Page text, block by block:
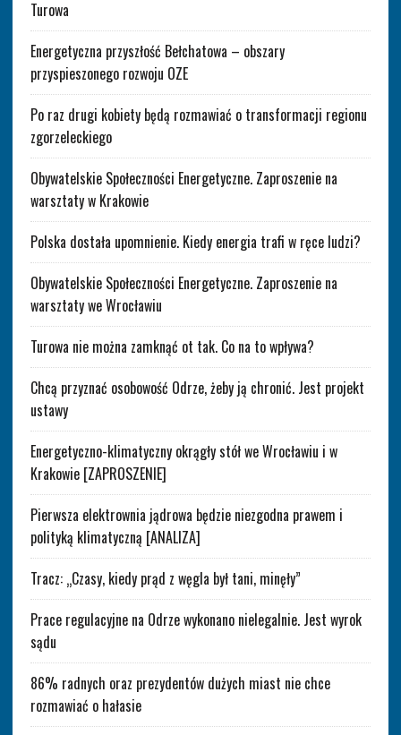
Turowa
Energetyczna przyszłość Bełchatowa – obszary
przyspieszonego rozwoju OZE
Po raz drugi kobiety będą rozmawiać o transformacji regionu
zgorzeleckiego
Obywatelskie Społeczności Energetyczne. Zaproszenie na
warsztaty w Krakowie
Polska dostała upomnienie. Kiedy energia trafi w ręce ludzi?
Obywatelskie Społeczności Energetyczne. Zaproszenie na
warsztaty we Wrocławiu
Turowa nie można zamknąć ot tak. Co na to wpływa?
Chcą przyznać osobowość Odrze, żeby ją chronić. Jest projekt
ustawy
Energetyczno-klimatyczny okrągły stół we Wrocławiu i w
Krakowie [ZAPROSZENIE]
Pierwsza elektrownia jądrowa będzie niezgodna prawem i
polityką klimatyczną [ANALIZA]
Tracz: „Czasy, kiedy prąd z węgla był tani, minęły”
Prace regulacyjne na Odrze wykonano nielegalnie. Jest wyrok
sądu
86% radnych oraz prezydentów dużych miast nie chce
rozmawiać o hałasie